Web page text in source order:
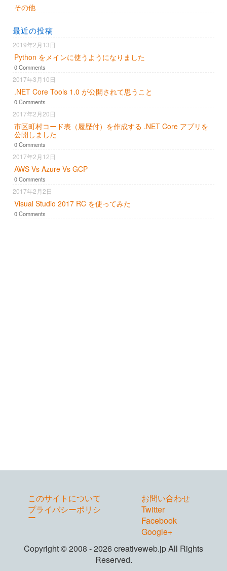
その他
最近の投稿
2019年2月13日
Python をメインに使うようになりました
0 Comments
2017年3月10日
.NET Core Tools 1.0 が公開されて思うこと
0 Comments
2017年2月20日
市区町村コード表（履歴付）を作成する .NET Core アプリを
公開しました
0 Comments
2017年2月12日
AWS Vs Azure Vs GCP
0 Comments
2017年2月2日
Visual Studio 2017 RC を使ってみた
0 Comments
このサイトについて
プライバシーポリシ
ー
お問い合わせ
Twitter
Facebook
Google+
Copyright © 2008 - 2026 creativeweb.jp All Rights
Reserved.